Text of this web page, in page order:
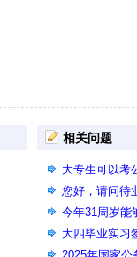
相关问题
大专生可以考
您好，请问待
因为待业时间
今年31周岁能
大四毕业实习